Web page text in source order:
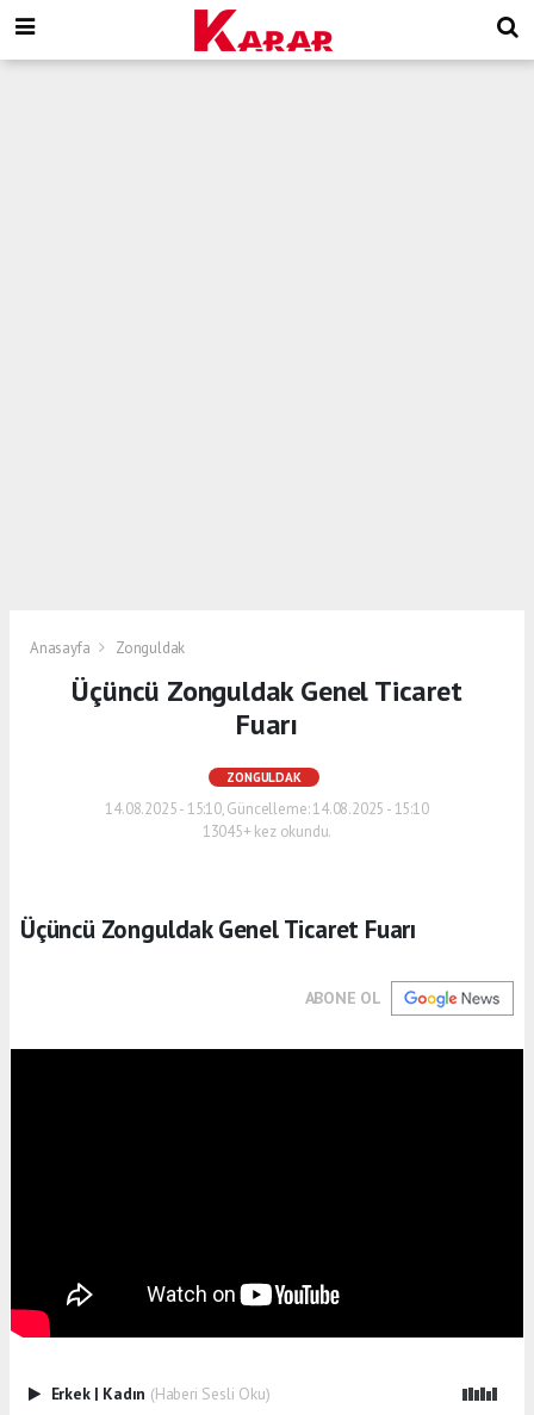
Anasayfa Zonguldak
Üçüncü Zonguldak Genel Ticaret
Fuarı
ZONGULDAK
14.08.2025 - 15:10, Güncelleme: 14.08.2025 - 15:10
13045+ kez okundu.
Üçüncü Zonguldak Genel Ticaret Fuarı
ABONE OL
Erkek | Kadın (Haberi Sesli Oku)